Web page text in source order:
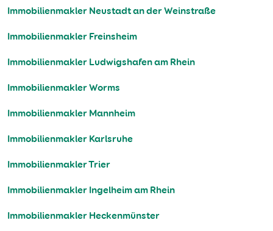
Immobilienmakler Neustadt an der Weinstraße
Immobilienmakler Freinsheim
Immobilienmakler Ludwigshafen am Rhein
Immobilienmakler Worms
Immobilienmakler Mannheim
Immobilienmakler Karlsruhe
Immobilienmakler Trier
Immobilienmakler Ingelheim am Rhein
Immobilienmakler Heckenmünster